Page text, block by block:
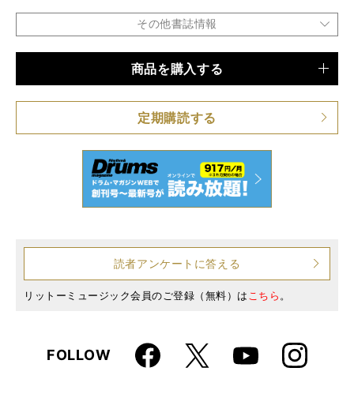
その他書誌情報
仕様 A4変形判 / 172ページ / 映像ダウンロード・カード付き
商品を購入する
定期購読する
読者アンケートに答える
リットーミュージック会員のご登録（無料）はこちら。
FOLLOWFaceboo
k
X Youtube Instagra
m